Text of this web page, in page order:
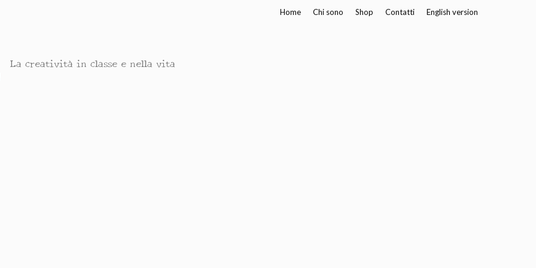
Home Chi sono Shop Contatti English version
La creatività in classe e nella vita